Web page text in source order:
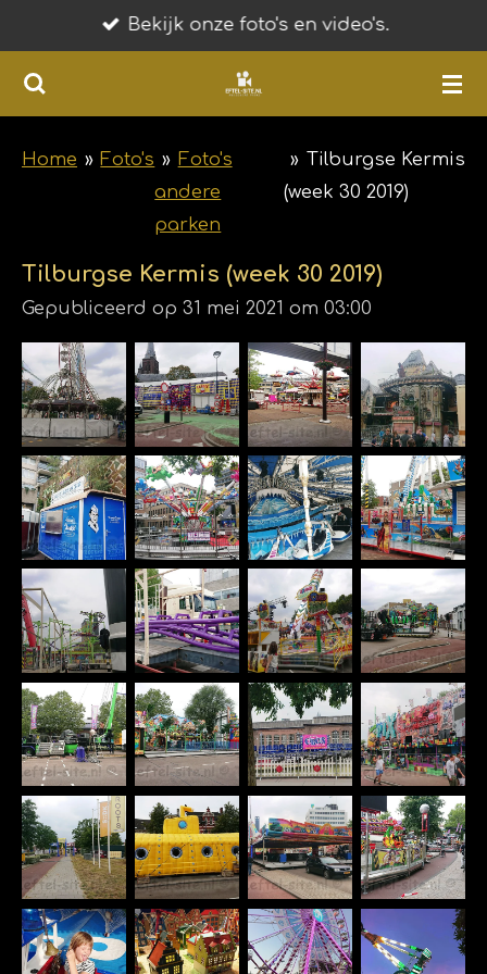
direct
naar
de
hoofdinhoud
Bekijk onze foto's en video's.
Home » Foto's » Foto's
andere
parken
» Tilburgse Kermis
(week 30 2019)
Tilburgse Kermis (week 30 2019)
Gepubliceerd op 31 mei 2021 om 03:00